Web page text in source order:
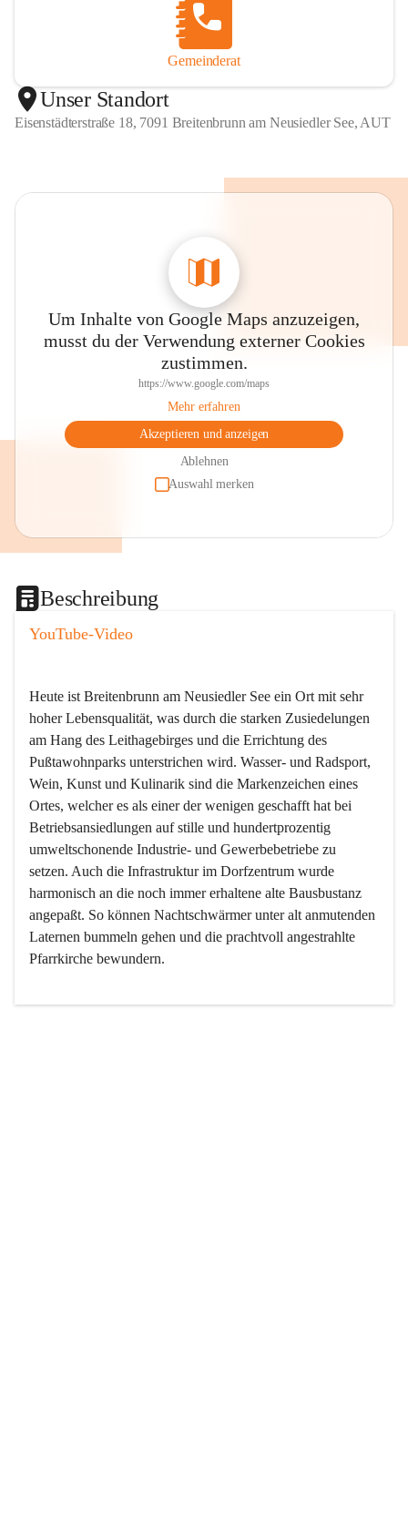
Gemeinderat
Unser Standort
Eisenstädterstraße 18, 7091 Breitenbrunn am Neusiedler See, AUT
Um Inhalte von Google Maps anzuzeigen,
musst du der Verwendung externer Cookies
zustimmen.
https://www.google.com/maps
Mehr erfahren
Akzeptieren und anzeigen
Ablehnen
Auswahl merken
Beschreibung
YouTube-Video
Heute ist Breitenbrunn am Neusiedler See ein Ort mit sehr
hoher Lebensqualität, was durch die starken Zusiedelungen
am Hang des Leithagebirges und die Errichtung des
Pußtawohnparks unterstrichen wird. Wasser- und Radsport,
Wein, Kunst und Kulinarik sind die Markenzeichen eines
Ortes, welcher es als einer der wenigen geschafft hat bei
Betriebsansiedlungen auf stille und hundertprozentig
umweltschonende Industrie- und Gewerbebetriebe zu
setzen. Auch die Infrastruktur im Dorfzentrum wurde
harmonisch an die noch immer erhaltene alte Bausbustanz
angepaßt. So können Nachtschwärmer unter alt anmutenden
Laternen bummeln gehen und die prachtvoll angestrahlte
Pfarrkirche bewundern.
Der Weinbau dominert heute nicht mehr, ist aber integrativer